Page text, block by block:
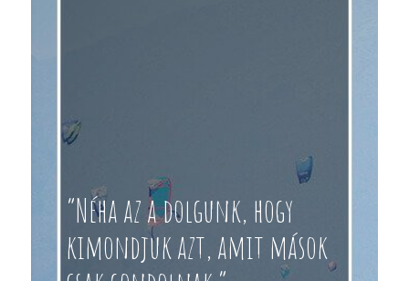
“Néha az a dolgunk, hogy
kimondjuk azt, amit mások